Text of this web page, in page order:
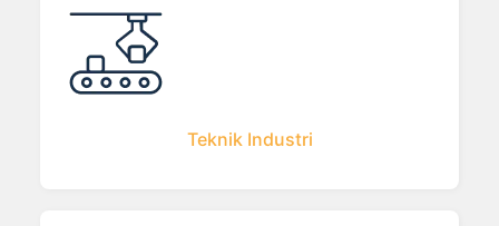
Teknik Industri